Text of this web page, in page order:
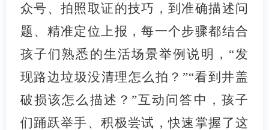
众号、拍照取证的技巧，到准确描述问
题、精准定位上报，每一个步骤都结合
孩子们熟悉的生活场景举例说明，“发
现路边垃圾没清理怎么拍？”“看到井盖
破损该怎么描述？”互动问答中，孩子
们踊跃举手、积极尝试，快速掌握了这